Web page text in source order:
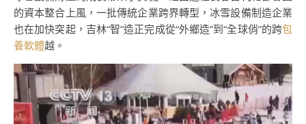
的資本整合上風，一批傳統企業跨界轉型，冰雪設備制造企業
也在加快突起，吉林“智”造正完成從“外鄉造”到“全球俏”的跨包
養軟體越。